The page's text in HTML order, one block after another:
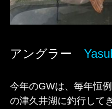
アングラー
今年のGWは、毎年恒
の津久井湖に釣行し